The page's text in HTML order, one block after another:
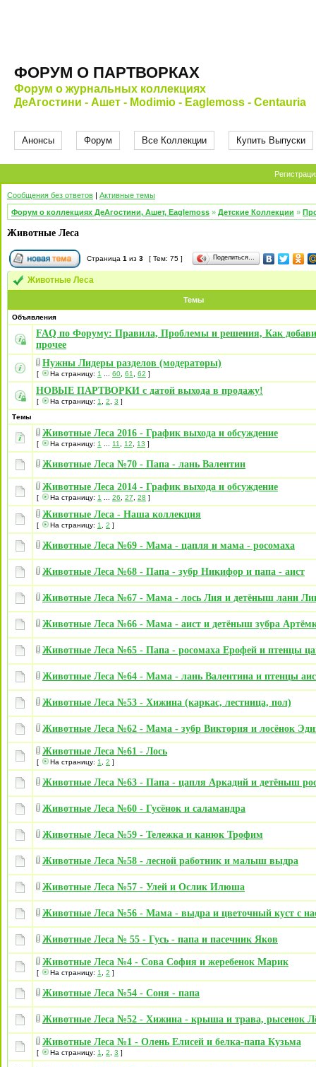
ФОРУМ О ПАРТВОРКАХ
Форум о журнальных коллекциях
ДеАгостини - Ашет - Modimio - Eaglemoss - Centauria
Анонсы Форум Все Коллекции Купить Выпуски
Сообщения без ответов | Активные темы
Форум о коллекциях ДеАгостини, Ашет, Eaglemoss » Детские Коллекции »
Животные Леса
Страница 1 из 3 [ Тем: 75 ] Поделиться…
Животные Леса
Темы
Объявления
FAQ по Форуму: Правила, Проблемы и решения, Как
прочее
Нужны Лидеры разделов (модераторы)
[ На страницу: 1 60 61 62 ]
НОВЫЕ ПАРТВОРКИ с датой выхода в продажу!
[ На страницу: 1 2 3 ]
Темы
Животные Леса 2016 - График выхода и обсуждение
[ На страницу: 1 11 12 13 ]
Животные Леса №70 - Папа - лань Валентин
Животные Леса 2014 - График выхода и обсуждение
[ На страницу: 1 26 27 28 ]
Животные Леса - Наша коллекция
[ На страницу: 1 2 ]
Животные Леса №69 - Мама - цапля и мама - росомаха
Животные Леса №68 - Папа - зубр Никифор и папа - аист
Животные Леса №67 - Мама - лось Лия и детёныш лани
Животные Леса №66 - Мама - аист и детёныш зубра
Животные Леса №65 - Папа - росомаха Ерофей и птенцы
Животные Леса №64 - Мама - лань Валентина и птенцы
Животные Леса №53 - Хижина (каркас, лестница, пол)
Животные Леса №62 - Мама - зубр Виктория и лосёнок
Животные Леса №61 - Лось
[ На страницу: 1 2 ]
Животные Леса №63 - Папа - цапля Аркадий и детёныш
Животные Леса №60 - Гусёнок и саламандра
Животные Леса №59 - Тележка и канюк Трофим
Животные Леса №58 - лесной работник и малыш выдра
Животные Леса №57 - Улей и Ослик Илюша
Животные Леса №56 - Мама - выдра и цветочный куст с
Животные Леса № 55 - Гусь - папа и пасечник Яков
Животные Леса №4 - Сова София и жеребенок Марик
[ На страницу: 1 2 ]
Животные Леса №54 - Соня - папа
Животные Леса №52 - Хижина - крыша и трава, рысенок
Животные Леса №1 - Олень Елисей и белка-папа Кузьма
[ На страницу: 1 2 3 ]